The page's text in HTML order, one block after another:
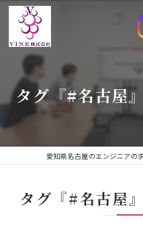
タグ『#名古屋
愛知県名古屋のエンジニアの
タグ『#名古屋